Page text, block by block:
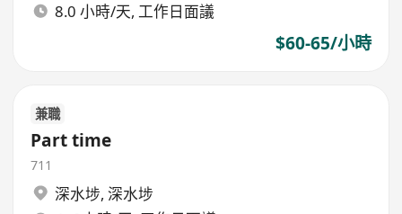
8.0 小時/天, 工作日面議
$60-65/小時
兼職
Part time
711
深水埗, 深水埗